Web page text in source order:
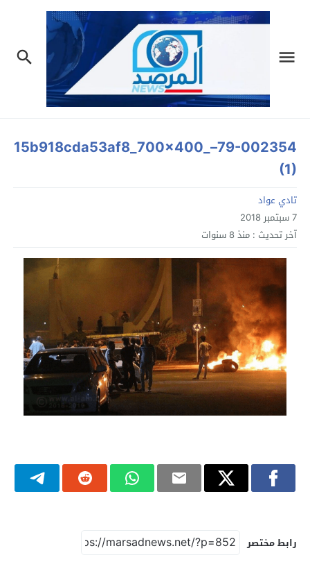
79-002354–_15b918cda53af8_700x400
(1)
تادي عواد
7 سبتمبر 2018
آخر تحديث : منذ 8 سنوات
رابط مختصر